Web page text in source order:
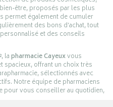
être, proposés par les plus
permet également de cumuler
des bons d’achat, tout
et des conseils
, lapharmacie Cayeuxvous
spacieux, offrant un choix très
sélectionnés avec
Notre équipe de pharmaciens
pour vous conseiller au quotidien,